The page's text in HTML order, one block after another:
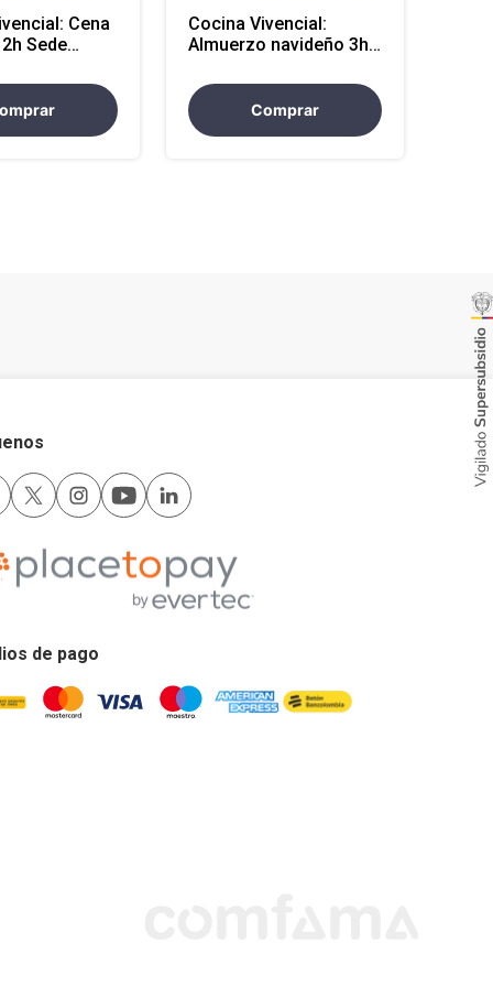
Cena
Cocina Vivencial:
Almuerzo navideño 3h
Comprar
de pago